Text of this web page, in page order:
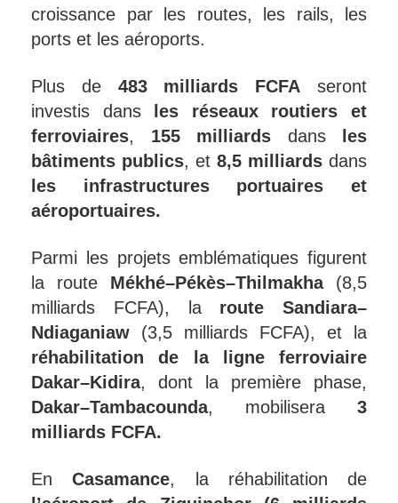
croissance par les routes, les rails, les
ports et les aéroports.
Plus de 483 milliards FCFA seront
investis dans
les réseaux routiers et
ferroviaires, 155 milliards dans
les
bâtiments publics, et 8,5 milliards dans
les infrastructures portuaires et
aéroportuaires.
Parmi les projets emblématiques figurent
la route Mékhé–Pékès–Thilmakha(8,5
milliards FCFA), la route Sandiara–
Ndiaganiaw (3,5 milliards FCFA), et la
réhabilitation de la ligne ferroviaire
Dakar–Kidira, dont la première phase,
Dakar–Tambacounda, mobilisera 3
milliards FCFA.
EnCasamance, la réhabilitation de